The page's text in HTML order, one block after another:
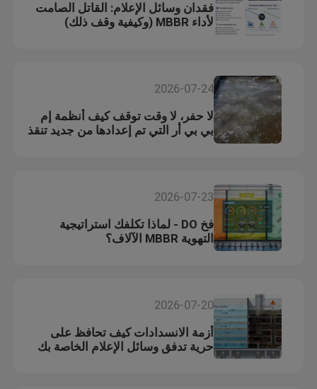
فقدان وسائل الإعلام: القاتل الصامت
لأداء MBBR (وكيفية وقف ذلك)
2026-07-24
لا حفر، لا وقت توقف كيف أنظمة إم
بي بي أر التي تم إعدادها من جديد تنقذ
النباتات المسنة
2026-07-23
فخ DO - لماذا تكلفك استراتيجية
التهوية MBBR الآلاف؟
2026-07-20
أزمة الانسدادات كيف تحافظ على
حرية تدفق وسائل الإعلام الخاصة بك